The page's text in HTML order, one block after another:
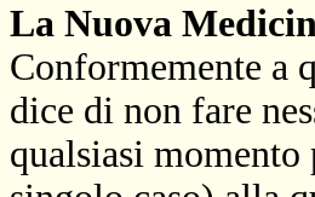
La Nuova
Conformemente a
dice di non fare
qualsiasi